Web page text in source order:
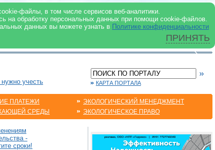
файлы, в том числе сервисов веб-аналитики.
на обработку персональных данных при помощи cookie-файлов.
данных вы можете узнать в Политике конфиденциальности
ПРИНЯТЬ
учесть КАРТА ПОРТАЛА
ПЛАТЕЖИ
СРЕДЫ
ЭКОЛОГИЧЕСКИЙ МЕНЕДЖМЕНТ
ЭКОЛОГИЧЕСКОЕ ПРАВО
-
сроки!